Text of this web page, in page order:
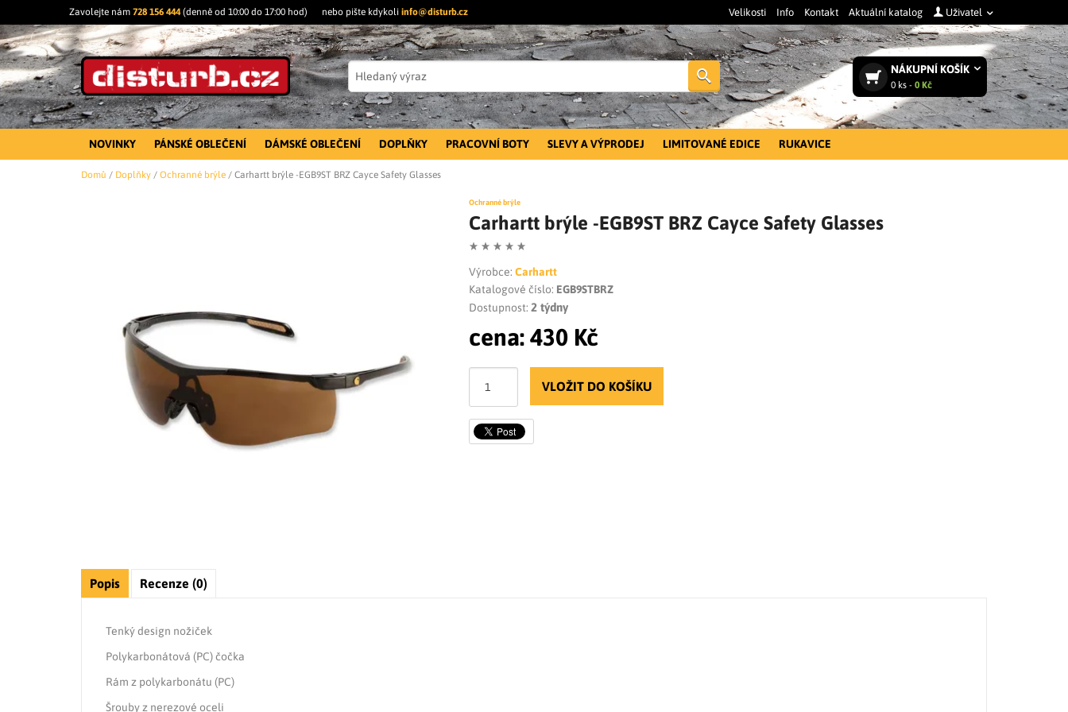
Zavolejte nám 728 156 444 (denně od 10:00 do 17:00 hod) nebo pište kdykoli info@disturb.cz Velikosti Info Kontakt Aktuální katalog Uživatel
NÁKUPNÍ KOŠÍK
0 ks - 0 Kč
Vyhledat
NOVINKY PÁNSKÉ OBLEČENÍ DÁMSKÉ OBLEČENÍ DOPLŇKY PRACOVNÍ BOTY SLEVY A VÝPRODEJ LIMITOVANÉ EDICE RUKAVICE
Domů / Doplňky / Ochranné brýle / Carhartt brýle -EGB9ST BRZ Cayce Safety Glasses
Ochranné brýle
Carhartt brýle -EGB9ST BRZ Cayce Safety Glasses
Výrobce: Carhartt
Katalogové číslo: EGB9STBRZ
Dostupnost: 2 týdny
cena: 430 Kč
VLOŽIT DO KOŠÍKU
Popis Recenze (0)
Tenký design nožiček
Polykarbonátová (PC) čočka
Rám z polykarbonátu (PC)
Šrouby z nerezové oceli